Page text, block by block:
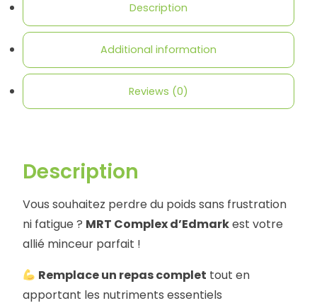
Description
Additional information
Reviews (0)
Description
Vous souhaitez perdre du poids sans frustration
ni fatigue ? MRT Complex d’Edmarkest votre
allié minceur parfait !
Remplace un repas complet tout en
apportant les nutriments essentiels